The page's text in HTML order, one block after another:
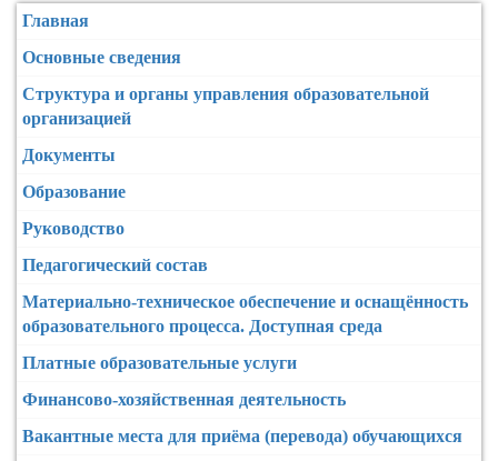
Главная
Основные сведения
Структура и органы управления образовательной
организацией
Документы
Образование
Руководство
Педагогический состав
Материально-техническое обеспечение и оснащённость
образовательного процесса. Доступная среда
Платные образовательные услуги
Финансово-хозяйственная деятельность
Вакантные места для приёма (перевода) обучающихся